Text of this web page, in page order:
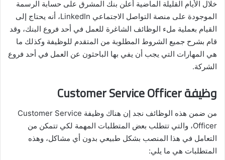
خلال الأيام القليلة الماضية أعلن بنك المشرق على حسابة الرسمة
الموجودة على منصة التواصل الاجتماعي LinkedIn، أنه يحتاج إلى
القيام بعملية ملء الوظائف الشاغرة للعمل في أحد فروع البنك، وقد
قام بشرح جميع الشروط المطلوبة من المتقدم للوظيفة وكذلك ما
هي المهارات التي يجب أن يفي بها الباحثون عن العمل في أحد فروع
الشركة.
وظيفة Customer Service Officer
من ضمن هذه الوظائف نجد إن هناك وظيفة Customer Service
Officer، والتي تتطلب بعض المتطلبات المهمة لكي تتمكن من
التعامل في هذا المنصب بشكل طبيعي بدون أي مشاكل، وهذه
المتطلبات هي ما يلي: